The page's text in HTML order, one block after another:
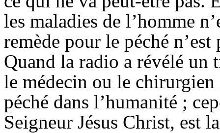
les maladies de l’homme
remède pour le péché
Quand la radio a révélé un
le médecin ou le
péché dans l’humanité ;
Seigneur Jésus Christ, est